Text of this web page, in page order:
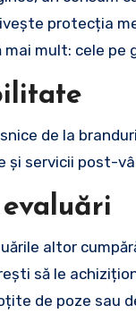
protecția
mult: cele pe
de la
și servicii post-
altor
să le
de poze sau